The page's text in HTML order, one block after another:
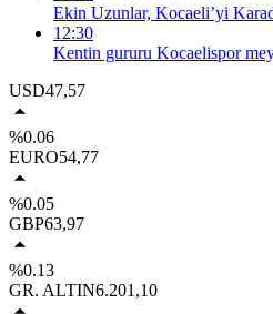
Ekin Uzunlar, Kocaeli’yi
12:30
Kentin gururu Kocaelispor
USD47,57
%0.06
EURO54,77
%0.05
GBP63,97
%0.13
GR. ALTIN6.201,10